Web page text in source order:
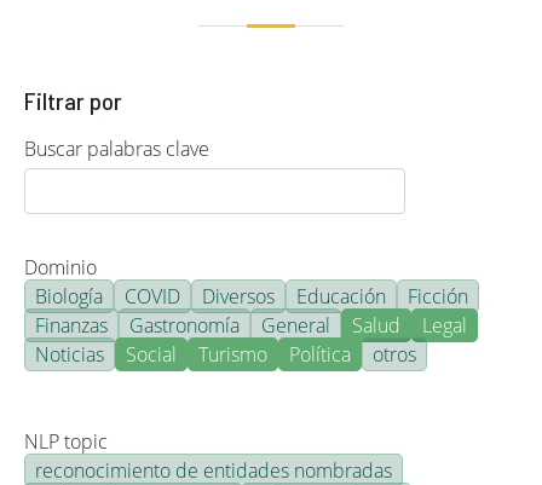
Filtrar por
Buscar palabras clave
Dominio
Biología
COVID Diversos Educación
Ficción
Finanzas
Gastronomía General Salud
Legal
Noticias
Social Turismo Política otros
NLP topic
reconocimiento de entidades nombradas